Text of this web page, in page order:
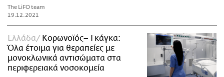
The LiFO team
19.12.2021
Ελλάδα
Κορωνοϊός– Γκάγκα:
Όλα έτοιμα για θεραπείες με
μονοκλωνικά αντισώματα στα
περιφερειακά νοσοκομεία